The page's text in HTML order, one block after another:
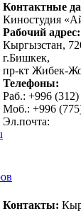
Контактные
Киностудия
Рабочий адрес:
Кыргызстан,
г.Бишкек,
пр-кт Жибек-
Телефоны:
Раб.: +996
Моб.: +996
Эл.почта:
Контакты: